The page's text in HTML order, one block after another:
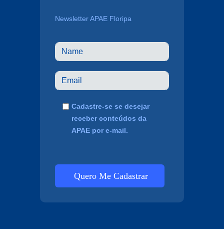
Newsletter APAE Floripa
Cadastre-se se desejar
receber conteúdos da
APAE por e-mail.
Quero Me Cadastrar